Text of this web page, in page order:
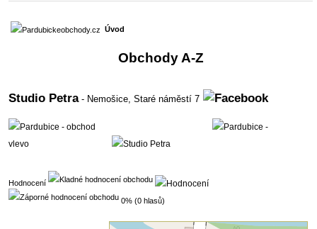
Úvod
Obchody A-Z
Studio Petra- Nemošice,Staré náměstí 7
Hodnocení
0% (0 hlasů)